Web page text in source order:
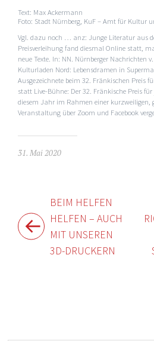
Text: Max Ackermann
Foto: Stadt Nürnberg, KuF – Amt für Kultur
Vgl. dazu noch … anz: Junge Literatur aus
Preisverleihung fand diesmal Online statt,
neue Texte. In: NN. Nürnberger Nachrichten
Kulturladen Nord: Lebensdramen in
Ausgezeichnete beim 32. Fränkischen Preis
statt Live-Bühne: Der 32. Fränkische Preis
diesem Jahr im Rahmen einer kurzweiligen,
Veranstaltung über Zoom und Facebook
31. Mai 2020
BEIM HELFEN
HELFEN – AUCH
MIT UNSEREN
3D-DRUCKERN